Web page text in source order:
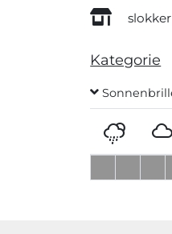
Kategorie